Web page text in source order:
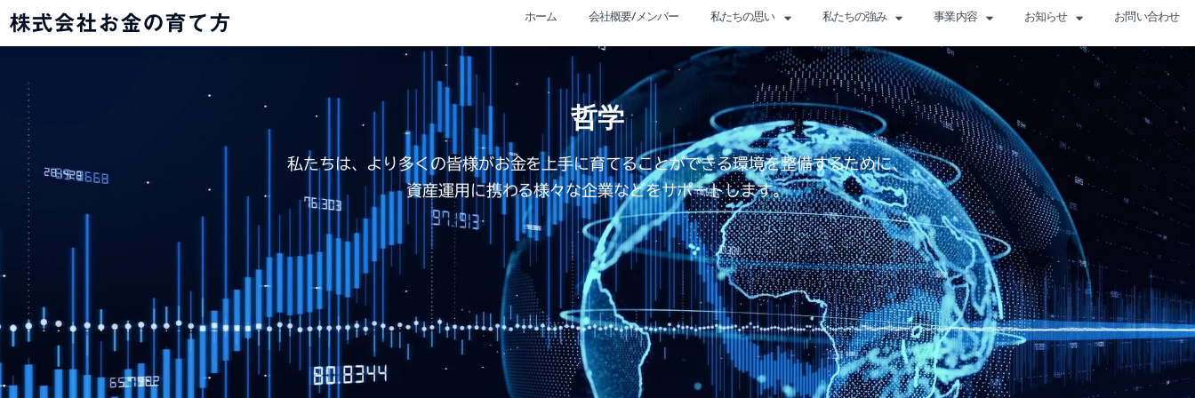
株式会社お金の育て方 ホーム 会社概要/メンバー 私たちの思い 私たちの強み 事業内容 お知らせ お問い合わせ
哲学
私たちは、より多くの皆様がお金を上手に育てることができる環境を整備するために、
資産運用に携わる様々な企業などをサポートします。